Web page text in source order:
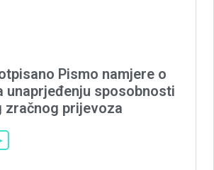
Pismo namjere o
unaprjeđenju sposobnosti
zračnog prijevoza